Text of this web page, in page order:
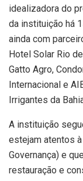
idealizadora do
da instituição há
ainda com
Hotel Solar Rio
Gatto Agro,
Internacional e
Irrigantes da
A instituição
estejam atentos
Governança) e
restauração e